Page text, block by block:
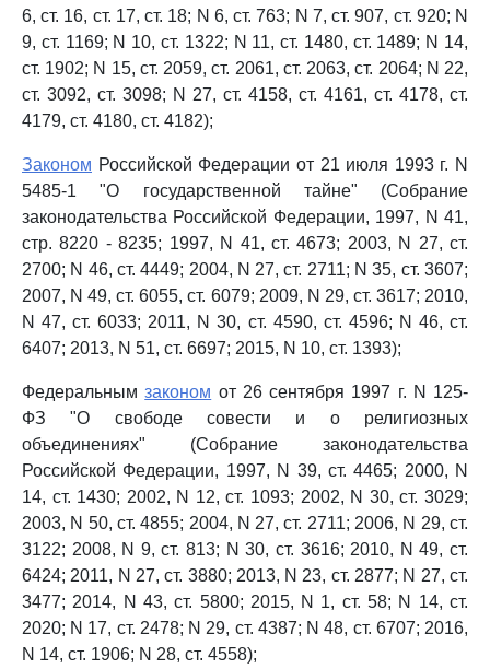
6, ст. 16, ст. 17, ст. 18; N 6, ст. 763; N 7, ст. 907, ст. 920; N
9, ст. 1169; N 10, ст. 1322; N 11, ст. 1480, ст. 1489; N 14,
ст. 1902; N 15, ст. 2059, ст. 2061, ст. 2063, ст. 2064; N 22,
ст. 3092, ст. 3098; N 27, ст. 4158, ст. 4161, ст. 4178, ст.
4179, ст. 4180, ст. 4182);
Законом Российской Федерации от 21 июля 1993 г. N
5485-1 "О государственной тайне" (Собрание
законодательства Российской Федерации, 1997, N 41,
стр. 8220 - 8235; 1997, N 41, ст. 4673; 2003, N 27, ст.
2700; N 46, ст. 4449; 2004, N 27, ст. 2711; N 35, ст. 3607;
2007, N 49, ст. 6055, ст. 6079; 2009, N 29, ст. 3617; 2010,
N 47, ст. 6033; 2011, N 30, ст. 4590, ст. 4596; N 46, ст.
6407; 2013, N 51, ст. 6697; 2015, N 10, ст. 1393);
Федеральнымзаконом от 26 сентября 1997 г. N 125-
ФЗ "О свободе совести и о религиозных
объединениях" (Собрание законодательства
Российской Федерации, 1997, N 39, ст. 4465; 2000, N
14, ст. 1430; 2002, N 12, ст. 1093; 2002, N 30, ст. 3029;
2003, N 50, ст. 4855; 2004, N 27, ст. 2711; 2006, N 29, ст.
3122; 2008, N 9, ст. 813; N 30, ст. 3616; 2010, N 49, ст.
6424; 2011, N 27, ст. 3880; 2013, N 23, ст. 2877; N 27, ст.
3477; 2014, N 43, ст. 5800; 2015, N 1, ст. 58; N 14, ст.
2020; N 17, ст. 2478; N 29, ст. 4387; N 48, ст. 6707; 2016,
N 14, ст. 1906; N 28, ст. 4558);